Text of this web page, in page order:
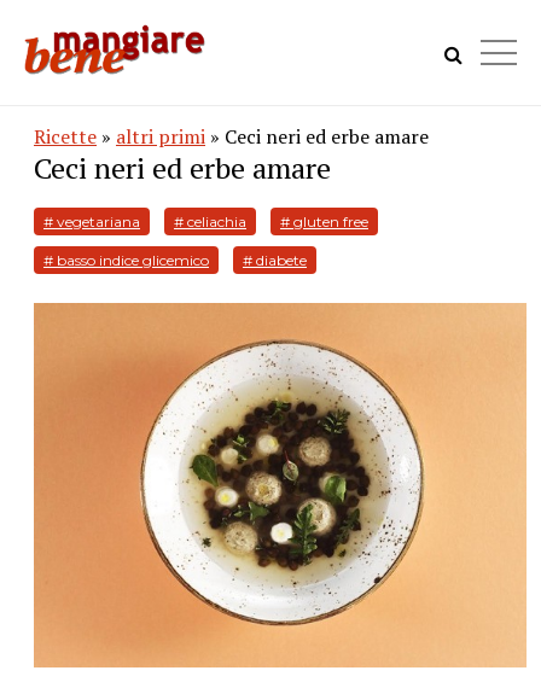
Ricette » altri primi » Ceci neri ed erbe amare
Ceci neri ed erbe amare
# vegetariana # celiachia # gluten free
# basso indice glicemico # diabete